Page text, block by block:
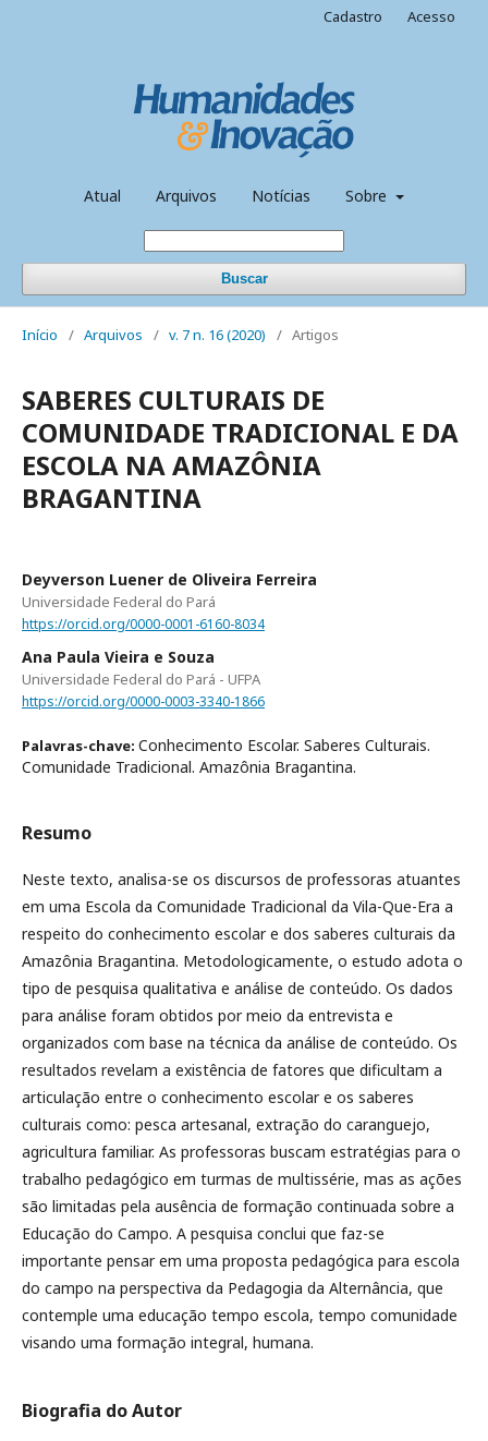
Atual Arquivos Notícias Sobre
Buscar
Cadastro Acesso
Início / Arquivos / v. 7 n. 16 (2020) / Artigos
SABERES CULTURAIS DE
COMUNIDADE TRADICIONAL E DA
ESCOLA NA AMAZÔNIA
BRAGANTINA
Deyverson Luener de Oliveira Ferreira
Universidade Federal do Pará
https://orcid.org/0000-0001-6160-8034
Ana Paula Vieira e Souza
Universidade Federal do Pará - UFPA
https://orcid.org/0000-0003-3340-1866
Palavras-chave: Conhecimento Escolar. Saberes Culturais.
Comunidade Tradicional. Amazônia Bragantina.
Resumo
Neste texto, analisa-se os discursos de professoras atuantes
em uma Escola da Comunidade Tradicional da Vila-Que-Era a
respeito do conhecimento escolar e dos saberes culturais da
Amazônia Bragantina. Metodologicamente, o estudo adota o
tipo de pesquisa qualitativa e análise de conteúdo. Os dados
para análise foram obtidos por meio da entrevista e
organizados com base na técnica da análise de conteúdo. Os
resultados revelam a existência de fatores que dificultam a
articulação entre o conhecimento escolar e os saberes
culturais como: pesca artesanal, extração do caranguejo,
agricultura familiar. As professoras buscam estratégias para o
trabalho pedagógico em turmas de multissérie, mas as ações
são limitadas pela ausência de formação continuada sobre a
Educação do Campo. A pesquisa conclui que faz-se
importante pensar em uma proposta pedagógica para escola
do campo na perspectiva da Pedagogia da Alternância, que
contemple uma educação tempo escola, tempo comunidade
visando uma formação integral, humana.
Biografia do Autor